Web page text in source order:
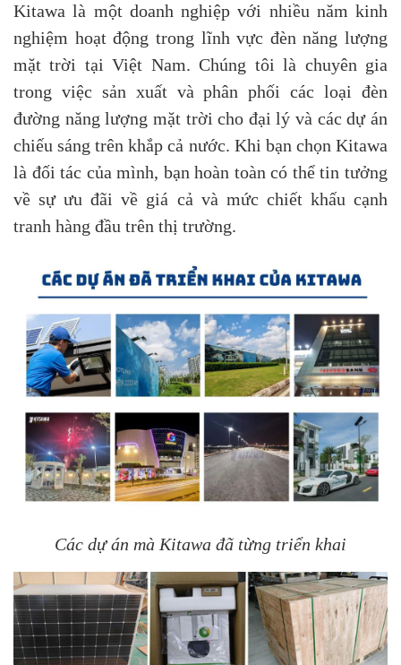
Kitawa là một doanh nghiệp với nhiều năm kinh
nghiệm hoạt động trong lĩnh vực đèn năng lượng
mặt trời tại Việt Nam. Chúng tôi là chuyên gia
trong việc sản xuất và phân phối các loại đèn
đường năng lượng mặt trời cho đại lý và các dự án
chiếu sáng trên khắp cả nước. Khi bạn chọn Kitawa
là đối tác của mình, bạn hoàn toàn có thể tin tưởng
về sự ưu đãi về giá cả và mức chiết khấu cạnh
tranh hàng đầu trên thị trường.
Các dự án mà Kitawa đã từng triển khai